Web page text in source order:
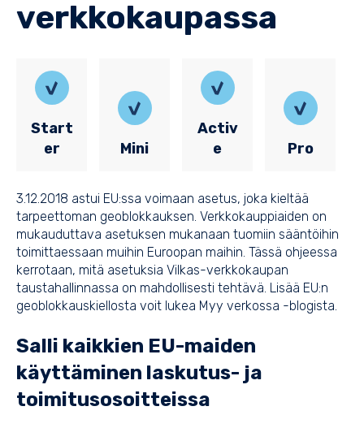
verkkokaupassa
Start
er
Mini
Activ
e
Pro
3.12.2018 astui EU:ssa voimaan asetus, joka kieltää
tarpeettoman geoblokkauksen. Verkkokauppiaiden on
mukauduttava asetuksen mukanaan tuomiin sääntöihin
toimittaessaan muihin Euroopan maihin. Tässä ohjeessa
kerrotaan, mitä asetuksia Vilkas-verkkokaupan
taustahallinnassa on mahdollisesti tehtävä. Lisää EU:n
geoblokkauskiellosta voit lukea Myy verkossa -blogista
Salli kaikkien EU-maiden
käyttäminen laskutus- ja
toimitusosoitteissa